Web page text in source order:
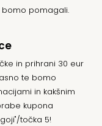
bomo pomagali.
in prihrani 30 eur
te bomo
in kakšnim
kupona
točka 5!